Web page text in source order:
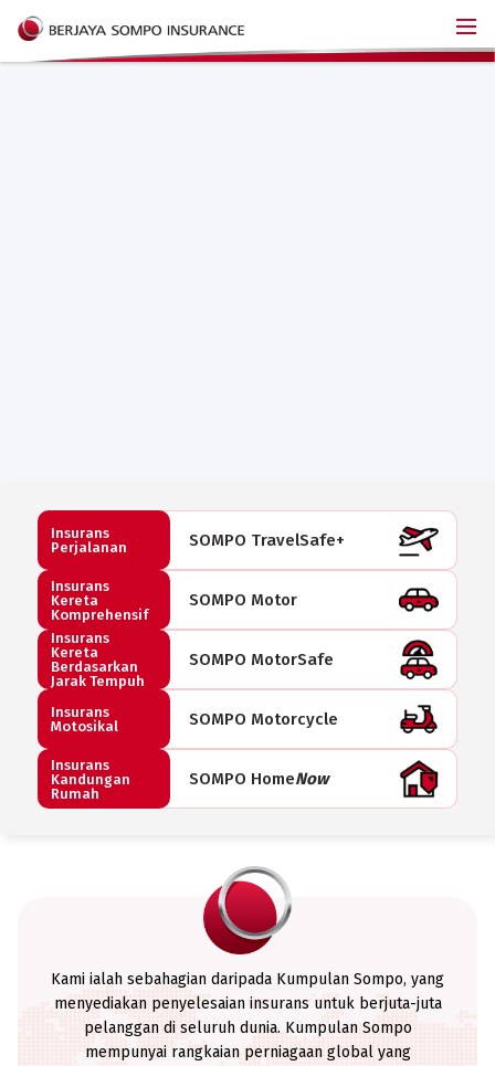
SOMPO TravelSafe+
Insurans
Perjalanan
SOMPO Motor
Insurans
Kereta
Komprehensif
SOMPO MotorSafe
Insurans
Kereta
Berdasarkan
Jarak Tempuh
SOMPO Motorcycle
Insurans
Motosikal
SOMPO HomeNow
Insurans
Kandungan
Rumah
Kami ialah sebahagian daripada Kumpulan Sompo, yang
menyediakan penyelesaian insurans untuk berjuta-juta
pelanggan di seluruh dunia. Kumpulan Sompo
mempunyai rangkaian perniagaan global yang